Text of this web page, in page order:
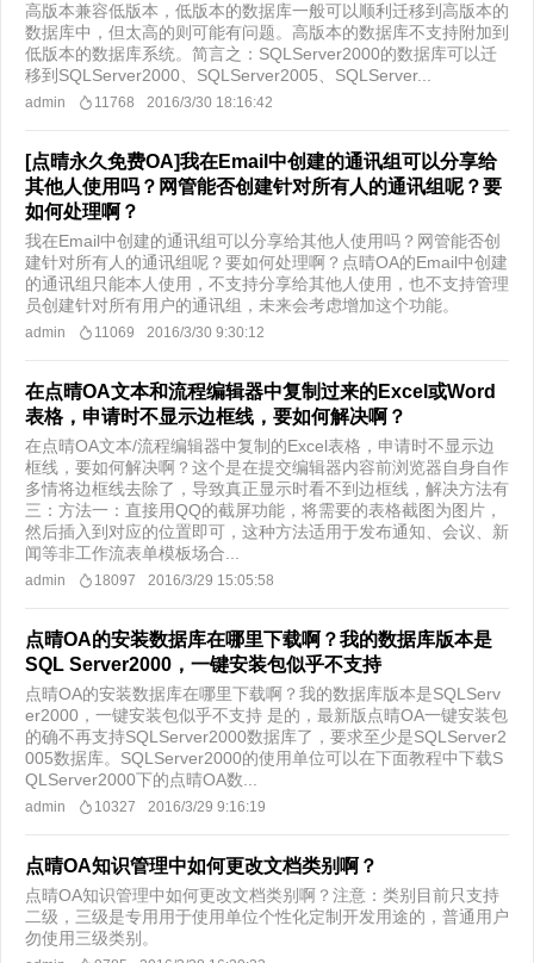
高版本兼容低版本，低版本的数据库一般可以顺利迁移到高版本的
数据库中，但太高的则可能有问题。高版本的数据库不支持附加到
低版本的数据库系统。简言之：SQLServer2000的数据库可以迁
移到SQLServer2000、SQLServer2005、SQLServer...
admin 11768 2016/3/30 18:16:42
[点晴永久免费OA]我在Email中创建的通讯组可以分享给
其他人使用吗？网管能否创建针对所有人的通讯组呢？要
如何处理啊？
我在Email中创建的通讯组可以分享给其他人使用吗？网管能否创
建针对所有人的通讯组呢？要如何处理啊？点晴OA的Email中创建
的通讯组只能本人使用，不支持分享给其他人使用，也不支持管理
员创建针对所有用户的通讯组，未来会考虑增加这个功能。
admin 11069 2016/3/30 9:30:12
在点晴OA文本和流程编辑器中复制过来的Excel或Word
表格，申请时不显示边框线，要如何解决啊？
在点晴OA文本/流程编辑器中复制的Excel表格，申请时不显示边
框线，要如何解决啊？这个是在提交编辑器内容前浏览器自身自作
多情将边框线去除了，导致真正显示时看不到边框线，解决方法有
三：方法一：直接用QQ的截屏功能，将需要的表格截图为图片，
然后插入到对应的位置即可，这种方法适用于发布通知、会议、新
闻等非工作流表单模板场合...
admin 18097 2016/3/29 15:05:58
点晴OA的安装数据库在哪里下载啊？我的数据库版本是
SQL Server2000，一键安装包似乎不支持
点晴OA的安装数据库在哪里下载啊？我的数据库版本是SQLServ
er2000，一键安装包似乎不支持 是的，最新版点晴OA一键安装包
的确不再支持SQLServer2000数据库了，要求至少是SQLServer2
005数据库。SQLServer2000的使用单位可以在下面教程中下载S
QLServer2000下的点晴OA数...
admin 10327 2016/3/29 9:16:19
点晴OA知识管理中如何更改文档类别啊？
点晴OA知识管理中如何更改文档类别啊？注意：类别目前只支持
二级，三级是专用用于使用单位个性化定制开发用途的，普通用户
勿使用三级类别。